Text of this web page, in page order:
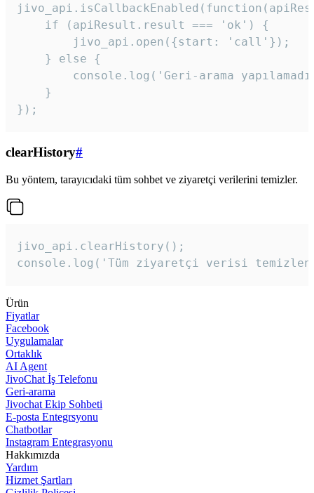
    if (apiResult.result === 'ok') {
        jivo_api.open({start: 'call'});
    } else {
console.log('Geri-arama
    }
});
clearHistory#
Bu yöntem, tarayıcıdaki tüm sohbet ve ziyaretçi verilerini temizler.
jivo_api.clearHistory();
console.log('Tüm ziyaretçi verisi
Ürün
Fiyatlar
Facebook
Uygulamalar
Ortaklık
AI Agent
JivoChat İş Telefonu
Geri-arama
Jivochat Ekip Sohbeti
E-posta Entegrsyonu
Chatbotlar
Instagram Entegrasyonu
Hakkımızda
Yardım
Hizmet Şartları